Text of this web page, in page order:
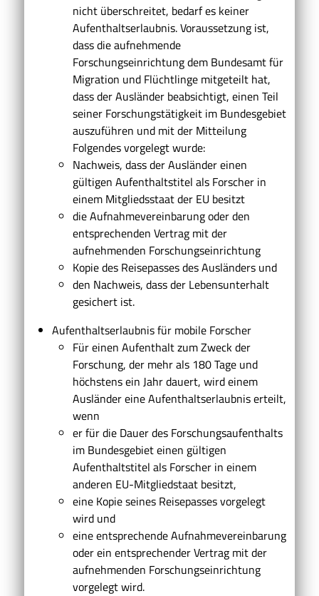
nicht überschreitet, bedarf es keiner
Aufenthaltserlaubnis. Voraussetzung ist,
dass die aufnehmende
Forschungseinrichtung dem Bundesamt für
Migration und Flüchtlinge mitgeteilt hat,
dass der Ausländer beabsichtigt, einen Teil
seiner Forschungstätigkeit im Bundesgebiet
auszuführen und mit der Mitteilung
Folgendes vorgelegt wurde:
Nachweis, dass der Ausländer einen
gültigen Aufenthaltstitel als Forscher in
einem Mitgliedsstaat der EU besitzt
die Aufnahmevereinbarung oder den
entsprechenden Vertrag mit der
aufnehmenden Forschungseinrichtung
Kopie des Reisepasses des Ausländers und
den Nachweis, dass der Lebensunterhalt
gesichert ist.
Aufenthaltserlaubnis für mobile Forscher
Für einen Aufenthalt zum Zweck der
Forschung, der mehr als 180 Tage und
höchstens ein Jahr dauert, wird einem
Ausländer eine Aufenthaltserlaubnis erteilt,
wenn
er für die Dauer des Forschungsaufenthalts
im Bundesgebiet einen gültigen
Aufenthaltstitel als Forscher in einem
anderen EU-Mitgliedstaat besitzt,
eine Kopie seines Reisepasses vorgelegt
wird und
eine entsprechende Aufnahmevereinbarung
oder ein entsprechender Vertrag mit der
aufnehmenden Forschungseinrichtung
vorgelegt wird.